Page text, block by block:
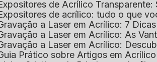
Expositores de Acrílico
Expositores de acrílico: tudo o que
Gravação a Laser em Acrílico: 7
Gravação a Laser em Acrílico: As
Gravação a Laser em Acrílico:
Guia Prático sobre Artigos em